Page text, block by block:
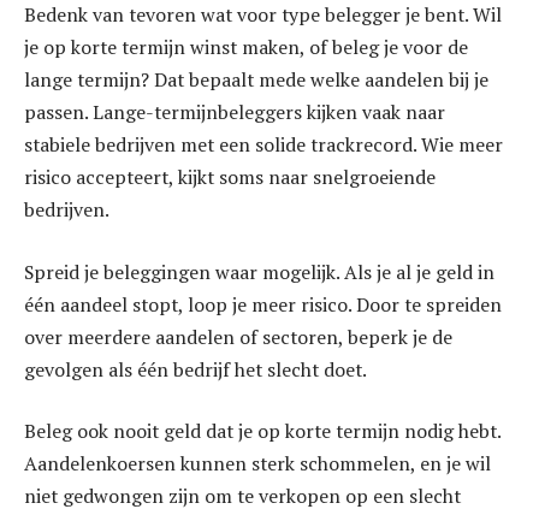
Bedenk van tevoren wat voor type belegger je bent. Wil
je op korte termijn winst maken, of beleg je voor de
lange termijn? Dat bepaalt mede welke aandelen bij je
passen. Lange-termijnbeleggers kijken vaak naar
stabiele bedrijven met een solide trackrecord. Wie meer
risico accepteert, kijkt soms naar snelgroeiende
bedrijven.
Spreid je beleggingen waar mogelijk. Als je al je geld in
één aandeel stopt, loop je meer risico. Door te spreiden
over meerdere aandelen of sectoren, beperk je de
gevolgen als één bedrijf het slecht doet.
Beleg ook nooit geld dat je op korte termijn nodig hebt.
Aandelenkoersen kunnen sterk schommelen, en je wil
niet gedwongen zijn om te verkopen op een slecht